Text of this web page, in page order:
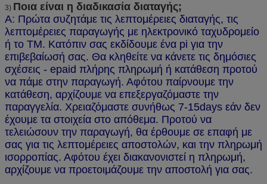
3) Ποια είναι η διαδικασία διαταγής;
Α: Πρώτα συζητάμε τις λεπτομέρειες διαταγής, τις
λεπτομέρειες παραγωγής με ηλεκτρονικό ταχυδρομείο
ή το TM. Κατόπιν σας εκδίδουμε ένα pi για την
επιβεβαίωσή σας. Θα κληθείτε να κάνετε τις δημόσιες
σχέσεις - epaid πλήρης πληρωμή ή κατάθεση προτού
να πάμε στην παραγωγή. Αφότου παίρνουμε την
κατάθεση, αρχίζουμε να επεξεργαζόμαστε την
παραγγελία. Χρειαζόμαστε συνήθως 7-15days εάν δεν
έχουμε τα στοιχεία στο απόθεμα. Προτού να
τελειώσουν την παραγωγή, θα έρθουμε σε επαφή με
σας για τις λεπτομέρειες αποστολών, και την πληρωμή
ισορροπίας. Αφότου έχει διακανονιστεί η πληρωμή,
αρχίζουμε να προετοιμάζουμε την αποστολή για σας.